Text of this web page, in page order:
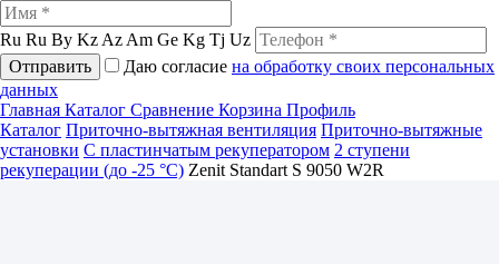
Ru Ru By Kz Az Am Ge Kg Tj Uz
Отправить
Даю согласие на обработку своих персональных
данных
Главная Каталог Сравнение Корзина Профиль
Каталог Приточно-вытяжная вентиляция Приточно-вытяжные
установки С пластинчатым рекуператором 2 ступени
рекуперации (до -25 °C) Zenit Standart S 9050 W2R